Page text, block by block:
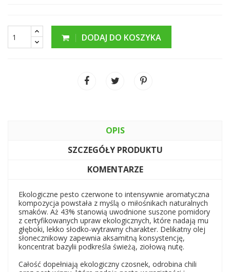
DODAJ DO KOSZYKA
OPIS
SZCZEGÓŁY PRODUKTU
KOMENTARZE
Ekologiczne pesto czerwone to intensywnie aromatyczna
kompozycja powstała z myślą o miłośnikach naturalnych
smaków. Aż 43% stanowią uwodnione suszone pomidory
z certyfikowanych upraw ekologicznych, które nadają mu
głęboki, lekko słodko-wytrawny charakter. Delikatny olej
słonecznikowy zapewnia aksamitną konsystencję,
koncentrat bazylii podkreśla świeżą, ziołową nutę.
Całość dopełniają ekologiczny czosnek, odrobina chili